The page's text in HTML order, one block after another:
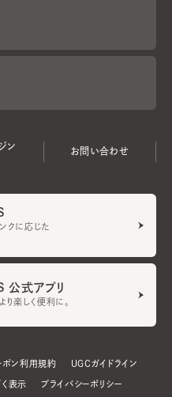
ン
お問い合わせ
クに応じた
公式アプリ
楽しく便利に。
ポン利用規約 UGCガイドライン
表示 プライバシーポリシー